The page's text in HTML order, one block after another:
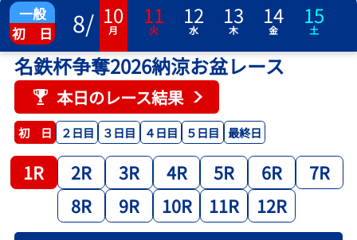
一般
初 日
8/ 10
月
11
火
12
水
13
木
14
金
15
土
名鉄杯争奪2026納涼お盆レース
本日のレース結果
初 日 ２日目 ３日目 ４日目 ５日目 最終日
1R 2R 3R 4R 5R 6R
7R
8R
9R 10R 11R 12R